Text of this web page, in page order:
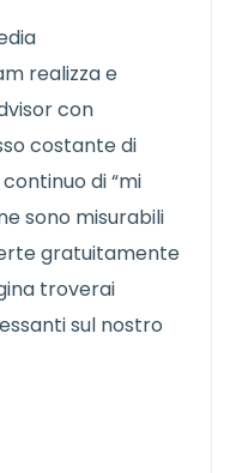
realizza e
con
costante di
di “mi
sono misurabili
gratuitamente
troverai
sul nostro